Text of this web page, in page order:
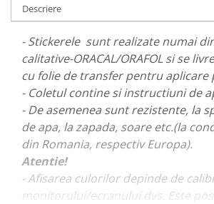
PARASOLARE
PAUL WALKER STICKER
PENTRU FETE
PRODUSE IN TRENDING
SETURI STICKERE
STICKERE CAPAC REZERVOR
STICKERE CRĂCIUN
STICKERE CU ANIMALE
STICKERE GEAM MIC
Descriere
- Stickerele sunt realizate numai
calitative-ORACAL/ORAFOL si se
cu folie de transfer pentru aplicare
- Coletul contine si instructiuni de
- De asemenea sunt rezistente, la
de apa, la zapada, soare etc.(la
din Romania, respectiv Europa).
Atentie!
- Afisarea culorilor depinde de
monitorului/ecranului dvs. Este